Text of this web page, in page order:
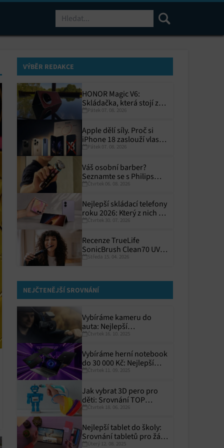
VÝBĚR REDAKCE
HONOR Magic V6:
Skládačka, která stojí za
toPátek 07. 08. 2026
Apple dělí síly. Proč si
iPhone 18 zaslouží vlastní
termín?
Pátek 07. 08. 2026
Váš osobní barber?
Seznamte se s Philips
i9000 Prestige Ultra
Čtvrtek 06. 08. 2026
Nejlepší skládací telefony
roku 2026: Který z nich si
zaslouží místo ve vaší
Čtvrtek 30. 07. 2026
Recenze TrueLife
SonicBrush Clean70 UV:
Precizní a hygienický
Středa 15. 04. 2026
NEJČTENĚJŠÍ SROVNÁNÍ
Vybíráme kameru do
auta: Nejlepší
autokamery roku 2025
Čtvrtek 16. 10. 2025
Vybíráme herní notebook
do 30 000 Kč: Nejlepší
modely pro rok 2025
Čtvrtek 11. 09. 2025
Jak vybrat 3D pero pro
děti: Srovnání TOP
modelů
Čtvrtek 18. 06. 2026
Nejlepší tablet do školy:
Srovnání tabletů pro žáky
a studenty
Úterý 12. 08. 2025